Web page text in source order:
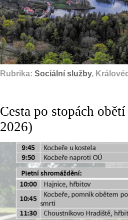
Rubrika: Sociální služby,
Cesta po stopách
2026)